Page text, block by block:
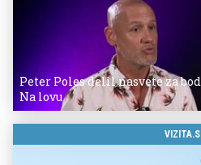
Peter Poles delil nasvete za
Na lovu
VIZITA.SI